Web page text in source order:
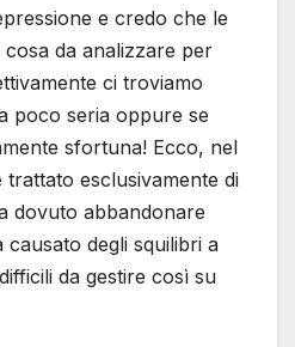
e credo che le
da analizzare per
ci troviamo
poco seria oppure se
sfortuna! Ecco, nel
trattato esclusivamente di
dovuto abbandonare
causato degli squilibri a
da gestire così su